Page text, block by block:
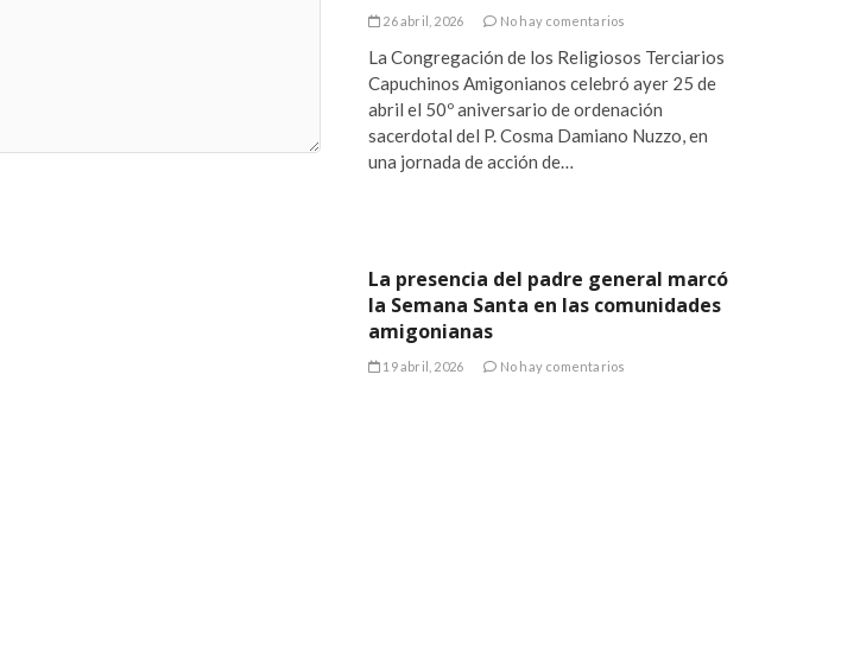
26 abril, 2026 No hay comentarios
La Congregación de los Religiosos Terciarios
Capuchinos Amigonianos celebró ayer 25 de
abril el 50º aniversario de ordenación
sacerdotal del P. Cosma Damiano Nuzzo, en
una jornada de acción de…
La presencia del padre general marcó
la Semana Santa en las comunidades
amigonianas
19 abril, 2026 No hay comentarios